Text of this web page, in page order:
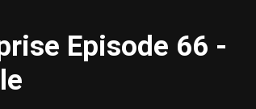
Episode 66 -